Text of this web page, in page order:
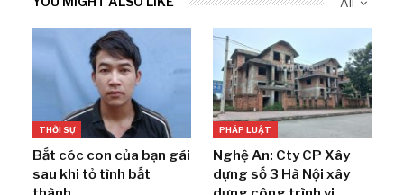
THỜI SỰ
Bắt cóc con của bạn gái
sau khi tỏ tình bất
PHÁP LUẬT
Nghệ An: Cty CP Xây
dựng số 3 Hà Nội xây